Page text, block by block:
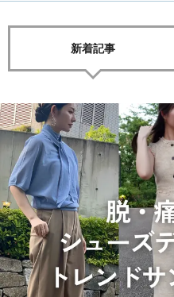
新着記事